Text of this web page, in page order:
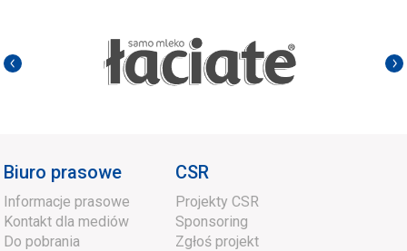
Biuro prasowe
Informacje prasowe
Kontakt dla mediów
Do pobrania
CSR
Projekty CSR
Sponsoring
Zgłoś projekt